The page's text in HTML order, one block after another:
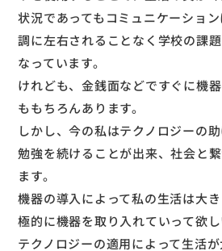
状況であってもコミュニケーショ
調に左右されることなく学校の課
なっています。
けれども、金銭面などですぐに機
ももちろんあります。
しかし、今の私はテクノロジーの助
勉強を続けることが出来、社会と
ます。
機器の導入によって私の生活は大
極的に機器を取り入れていって欲し
テクノロジーの適用によって生活